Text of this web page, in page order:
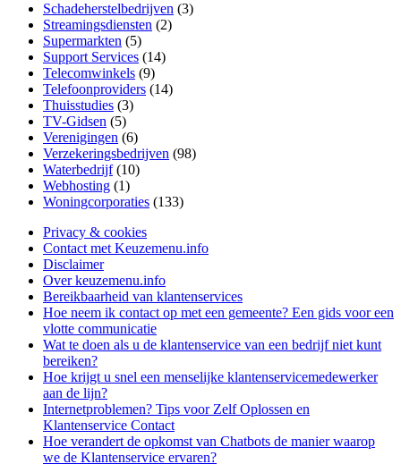
Schadeherstelbedrijven (3)
Streamingsdiensten (2)
Supermarkten (5)
Support Services (14)
Telecomwinkels (9)
Telefoonproviders (14)
Thuisstudies (3)
TV-Gidsen (5)
Verenigingen (6)
Verzekeringsbedrijven (98)
Waterbedrijf(10)
Webhosting (1)
Woningcorporaties (133)
Privacy & cookies
Contact met Keuzemenu.info
Disclaimer
Over keuzemenu.info
Bereikbaarheid van klantenservices
Hoe neem ik contact op met een gemeente? Een gids voor een
vlotte communicatie
Wat te doen als u de klantenservice van een bedrijf niet kunt
bereiken?
Hoe krijgt u snel een menselijke klantenservicemedewerker
aan de lijn?
Internetproblemen? Tips voor Zelf Oplossen en
Klantenservice Contact
Hoe verandert de opkomst van Chatbots de manier waarop
we de Klantenservice ervaren?